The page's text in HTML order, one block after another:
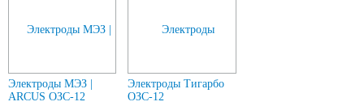
Электроды МЭЗ |
ARCUS ОЗС-12
Электроды Тигарбо
ОЗС-12